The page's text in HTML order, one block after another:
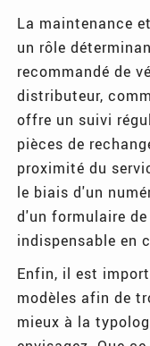
La maintenance
un rôle
recommandé de
distributeur,
offre un suivi
pièces de
proximité du
le biais d'un
d'un formulaire
indispensable en
Enfin, il est
modèles afin de
mieux à la